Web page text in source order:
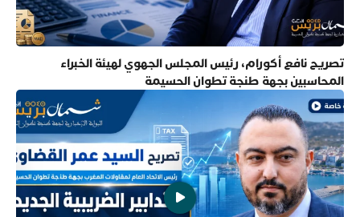
تصريح نافع أكورام، رئيس المجلس الجهوي لهيئة الخبراء
المحاسبين بجهة طنجة تطوان الحسيمة